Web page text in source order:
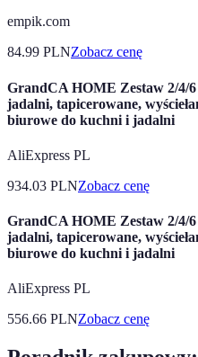
empik.com
84.99 PLNZobacz cenę
GrandCA HOME Zestaw 2/4/6
jadalni, tapicerowane,
biurowe do kuchni i jadalni
AliExpress PL
934.03 PLNZobacz cenę
GrandCA HOME Zestaw 2/4/6
jadalni, tapicerowane,
biurowe do kuchni i jadalni
AliExpress PL
556.66 PLNZobacz cenę